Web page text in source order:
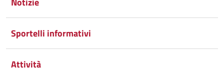
Sportelli informativi
Attività